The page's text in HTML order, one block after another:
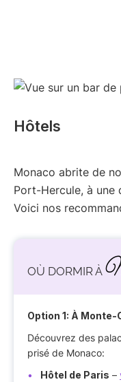
Hôtels
Monaco abrite de
Port-Hercule, à une
Voici nos
OÙ DORMIR À
Option 1: À Monte-
Découvrez des
prisé de Monaco:
Hôtel de Paris –